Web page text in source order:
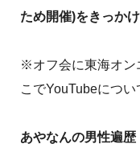
ため開催)をきっかけ
※オフ会に東海オン
こでYouTubeにつ
あやなんの男性遍歴